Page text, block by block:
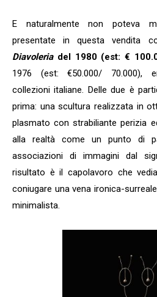
E naturalmente non poteva
presentate in questa vendita
Diavoleriadel 1980 (est: €
1976 (est: €50.000/ 70.000),
collezioni italiane. Delle due è
prima: una scultura realizzata in
plasmato con strabiliante perizia
alla realtà come un punto di
associazioni di immagini dal
risultato è il capolavoro che
coniugare una vena ironica-
minimalista.